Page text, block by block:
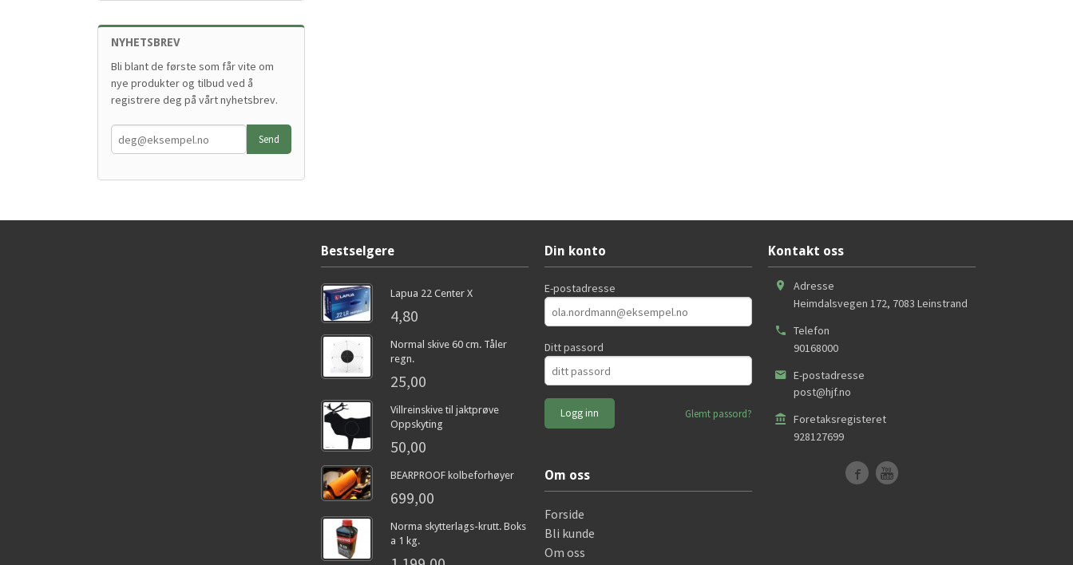
NYHETSBREV
Bli blant de første som får vite om
nye produkter og tilbud ved å
registrere deg på vårt nyhetsbrev.
Bestselgere
Lapua 22 Center X
4,80
Normal skive 60 cm. Tåler
regn.
25,00
Villreinskive til jaktprøve
Oppskyting
50,00
BEARPROOF kolbeforhøyer
699,00
Norma skytterlags-krutt. Boks
a 1 kg.
Din konto
E-postadresse
Ditt passord
Glemt passord?
Om oss
Forside
Bli kunde
Om oss
Kontakt oss
Adresse
Heimdalsvegen 172, 7083 Leinstrand
Telefon
90168000
E-postadresse
post@hjf.no
Foretaksregisteret
928127699